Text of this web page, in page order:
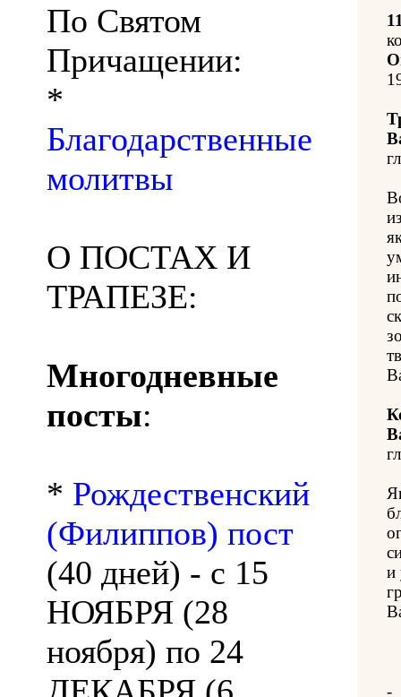
По Святом
Причащении:
*
Благодарственные
молитвы
О ПОСТАХ И
ТРАПЕЗЕ:
Многодневные
посты:
* Рождественский
(Филиппов) пост
(40 дней) - с 15
НОЯБРЯ (28
ноября) по 24
и
-